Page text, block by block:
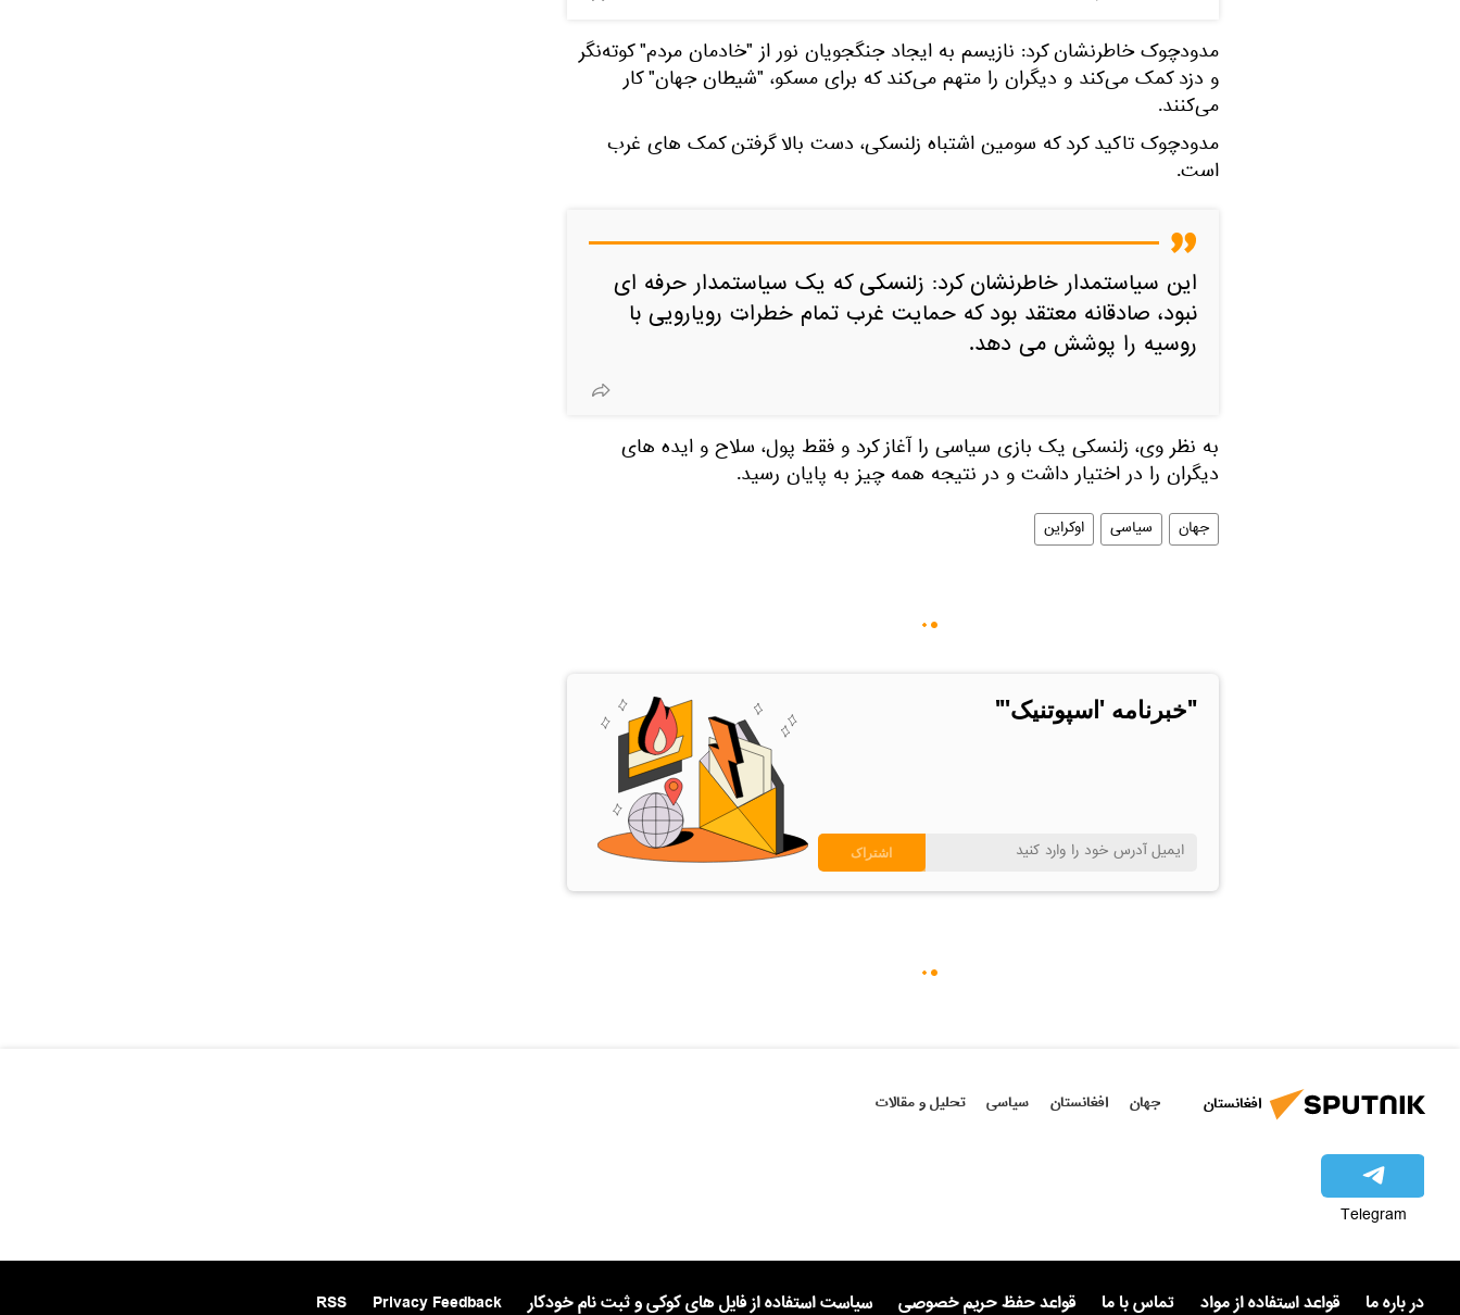
مدودچوک خاطرنشان کرد: نازیسم به ایجاد جنگجویان نور از "خادمان مردم" کوته‌نگر
و دزد کمک می‌کند و دیگران را متهم می‌کند که برای مسکو، "شیطان جهان" کار
می‌کنند.
مدودچوک تاکید کرد که سومین اشتباه زلنسکی، دست بالا گرفتن کمک های غرب
است.
این سیاستمدار خاطرنشان کرد: زلنسکی که یک سیاستمدار حرفه ای
نبود، صادقانه معتقد بود که حمایت غرب تمام خطرات رویارویی با
روسیه را پوشش می دهد.
به نظر وی، زلنسکی یک بازی سیاسی را آغاز کرد و فقط پول، سلاح و ایده های
دیگران را در اختیار داشت و در نتیجه همه چیز به پایان رسید.
جهان سیاسی اوکراین
"خبرنامه 'اسپوتنیک'"
افغانستان جهان افغانستان سیاسی تحلیل و مقالات
Telegram
در باره ما قواعد استفاده از مواد تماس با ما قواعد حفظ حریم خصوصی سیاست استفاده از فایل های کوکی و ثبت نام خودکار Privacy Feedback
RSS